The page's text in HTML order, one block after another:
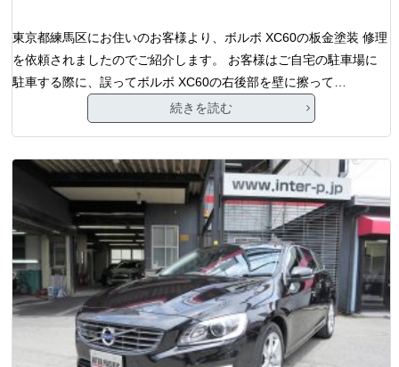
東京都練馬区にお住いのお客様より、ボルボ XC60の板金塗装 修理
を依頼されましたのでご紹介します。 お客様はご自宅の駐車場に
駐車する際に、誤ってボルボ XC60の右後部を壁に擦って…
続きを読む